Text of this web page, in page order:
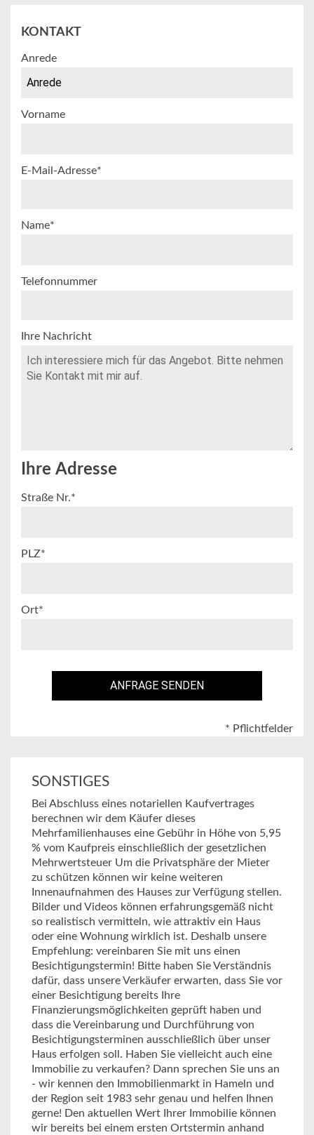
KONTAKT
Anrede
Vorname
E-Mail-Adresse*
Name*
Telefonnummer
Ihre Nachricht
Ihre Adresse
Straße Nr.*
PLZ*
Ort*
* Pflichtfelder
SONSTIGES
Bei Abschluss eines notariellen Kaufvertrages
berechnen wir dem Käufer dieses
Mehrfamilienhauses eine Gebühr in Höhe von 5,95
% vom Kaufpreis einschließlich der gesetzlichen
Mehrwertsteuer Um die Privatsphäre der Mieter
zu schützen können wir keine weiteren
Innenaufnahmen des Hauses zur Verfügung stellen.
Bilder und Videos können erfahrungsgemäß nicht
so realistisch vermitteln, wie attraktiv ein Haus
oder eine Wohnung wirklich ist. Deshalb unsere
Empfehlung: vereinbaren Sie mit uns einen
Besichtigungstermin! Bitte haben Sie Verständnis
dafür, dass unsere Verkäufer erwarten, dass Sie vor
einer Besichtigung bereits Ihre
Finanzierungsmöglichkeiten geprüft haben und
dass die Vereinbarung und Durchführung von
Besichtigungsterminen ausschließlich über unser
Haus erfolgen soll. Haben Sie vielleicht auch eine
Immobilie zu verkaufen? Dann sprechen Sie uns an
- wir kennen den Immobilienmarkt in Hameln und
der Region seit 1983 sehr genau und helfen Ihnen
gerne! Den aktuellen Wert Ihrer Immobilie können
wir bereits bei einem ersten Ortstermin anhand